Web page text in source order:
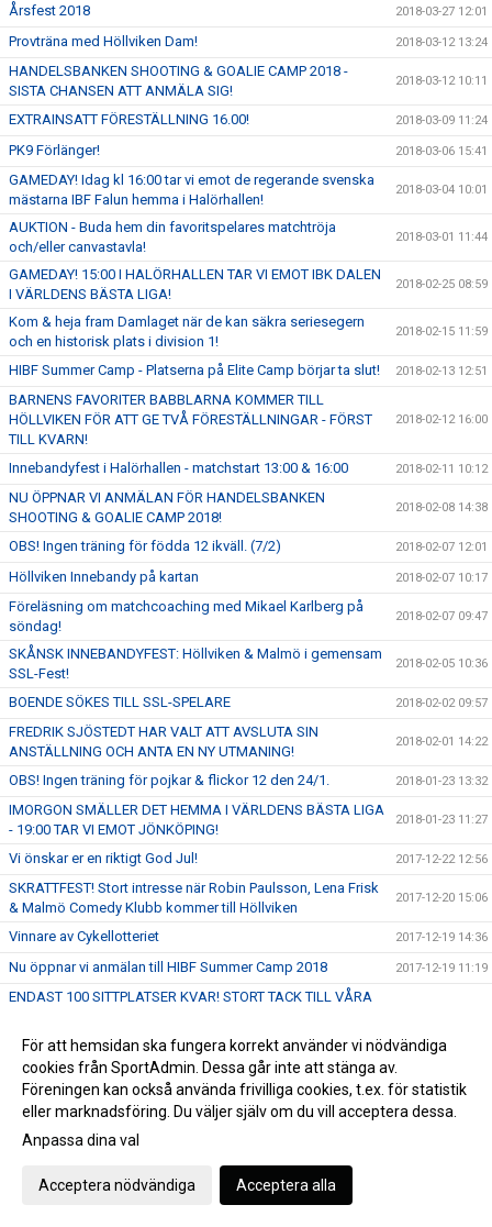
Årsfest 2018 2018-03-27 12:01
Provträna med Höllviken Dam! 2018-03-12 13:24
HANDELSBANKEN SHOOTING & GOALIE CAMP 2018 -
SISTA CHANSEN ATT ANMÄLA SIG!
2018-03-12 10:11
EXTRAINSATT FÖRESTÄLLNING 16.00! 2018-03-09 11:24
PK9 Förlänger! 2018-03-06 15:41
GAMEDAY! Idag kl 16:00 tar vi emot de regerande svenska
mästarna IBF Falun hemma i Halörhallen!
2018-03-04 10:01
AUKTION - Buda hem din favoritspelares matchtröja
och/eller canvastavla!
2018-03-01 11:44
GAMEDAY! 15:00 I HALÖRHALLEN TAR VI EMOT IBK DALEN
I VÄRLDENS BÄSTA LIGA!
2018-02-25 08:59
Kom & heja fram Damlaget när de kan säkra seriesegern
och en historisk plats i division 1!
2018-02-15 11:59
HIBF Summer Camp - Platserna på Elite Camp börjar ta slut! 2018-02-13 12:51
BARNENS FAVORITER BABBLARNA KOMMER TILL
HÖLLVIKEN FÖR ATT GE TVÅ FÖRESTÄLLNINGAR - FÖRST
TILL KVARN!
2018-02-12 16:00
Innebandyfest i Halörhallen - matchstart 13:00 & 16:00 2018-02-11 10:12
NU ÖPPNAR VI ANMÄLAN FÖR HANDELSBANKEN
SHOOTING & GOALIE CAMP 2018!
2018-02-08 14:38
OBS! Ingen träning för födda 12 ikväll. (7/2) 2018-02-07 12:01
Höllviken Innebandy på kartan 2018-02-07 10:17
Föreläsning om matchcoaching med Mikael Karlberg på
söndag!
2018-02-07 09:47
SKÅNSK INNEBANDYFEST: Höllviken & Malmö i gemensam
SSL-Fest!
2018-02-05 10:36
BOENDE SÖKES TILL SSL-SPELARE 2018-02-02 09:57
FREDRIK SJÖSTEDT HAR VALT ATT AVSLUTA SIN
ANSTÄLLNING OCH ANTA EN NY UTMANING!
2018-02-01 14:22
OBS! Ingen träning för pojkar & flickor 12 den 24/1. 2018-01-23 13:32
IMORGON SMÄLLER DET HEMMA I VÄRLDENS BÄSTA LIGA
- 19:00 TAR VI EMOT JÖNKÖPING!
2018-01-23 11:27
Vi önskar er en riktigt God Jul! 2017-12-22 12:56
SKRATTFEST! Stort intresse när Robin Paulsson, Lena Frisk
& Malmö Comedy Klubb kommer till Höllviken
2017-12-20 15:06
Vinnare av Cykellotteriet 2017-12-19 14:36
Nu öppnar vi anmälan till HIBF Summer Camp 2018 2017-12-19 11:19
ENDAST 100 SITTPLATSER KVAR! STORT TACK TILL VÅRA
ENDAST 200 SITTPLATSER KVAR - SÄKRA DIN BILJETT NU!
FRITT INTRÄDE!
2017-12-12 14:44
SKRATTFEST! Robin Paulsson, Lena Frisk & MACK kommer
till Halörhallen 8/1 - Perfekt julklapp!
FRITT INTRÄDE & Publikfest när vi tar emot SM-Finalisterna
Gameday - Skånederby i världens bästa liga - 16:00 i
För att hemsidan ska fungera korrekt använder vi nödvändiga
cookies från SportAdmin. Dessa går inte att stänga av.
Föreningen kan också använda frivilliga cookies, t.ex. för statistik
eller marknadsföring. Du väljer själv om du vill acceptera dessa.
Anpassa dina val
Acceptera nödvändiga Acceptera alla